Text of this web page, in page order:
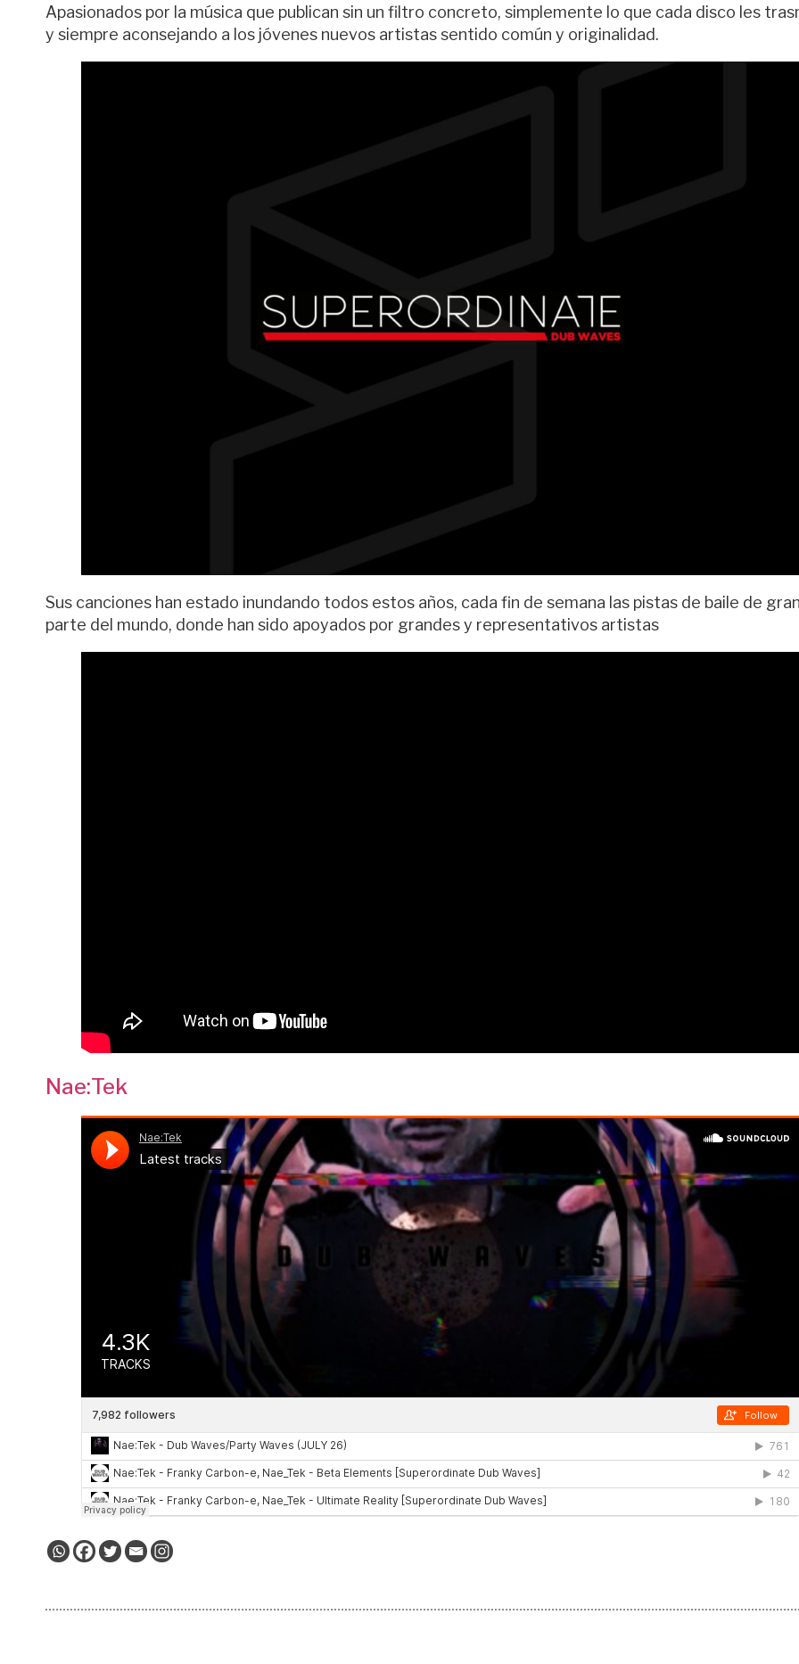
Apasionados por la música que publican sin un filtro concreto, simplemente lo que cada disco les
y siempre aconsejando a los jóvenes nuevos artistas sentido común y originalidad.
Sus canciones han estado inundando todos estos años, cada fin de semana las pistas de baile de
parte del mundo, donde han sido apoyados por grandes y representativos artistas
Nae:Tek